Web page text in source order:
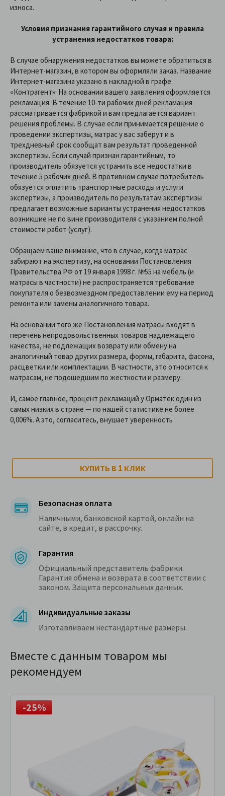
износа.
Условия признания гарантийного случая и правила
устранения недостатков товара:
В случае обнаружения недостатков вы можете обратиться в
Интернет-магазин, в котором вы оформляли заказ. Название
Интернет-магазина указано в накладной в графе
«Контрагент». На основании вашего заявления оформляется
рекламация. В течение 10-ти рабочих дней рекламация
рассматривается фабрикой и вам предлагается вариант
решения проблемы. В случае если принимается решение о
проведении экспертизы, матрас у вас заберут и в
трехдневный срок сообщат вам результат проведенной
экспертизы. Если случай признан гарантийным, то
производитель обязуется устранить все недостатки в
течение 5 рабочих дней. В противном случае потребитель
обязуется оплатить транспортные расходы и услуги
экспертизы, а производитель по результатам экспертизы
предлагает возможные варианты устранения недостатков
возникшие не по вине производителя с указанием полной
стоимости работ (услуг).
Обращаем ваше внимание, что в случае, когда матрас
забирают на экспертизу, на основании Постановления
Правительства РФ от 19 января 1998 г. №55 на мебель (и
матрасы в частности) не распространяется требование
покупателя о безвозмездном предоставлении ему на период
ремонта или замены аналогичного товара.
На основании того же Постановления матрасы входят в
перечень непродовольственных товаров надлежащего
качества, не подлежащих возврату или обмену на
аналогичный товар других размера, формы, габарита, фасона,
расцветки или комплектации. В частности, это относится к
матрасам, не подошедшим по жесткости и размеру.
И, самое главное, процент рекламаций у Орматек один из
самых низких в стране — по нашей статистике не более
0,006%. А это, согласитесь, внушает уверенность
КУПИТЬ В 1 КЛИК
Безопасная оплата
Наличными, банковской картой, онлайн на
сайте, в кредит, в рассрочку.
Гарантия
Официальный представитель фабрики.
Гарантия обмена и возврата в соответствии с
законом. Защита персональных данных.
Индивидуальные заказы
Изготавливаем нестандартные размеры.
Вместе с данным товаром мы
рекомендуем
-25%